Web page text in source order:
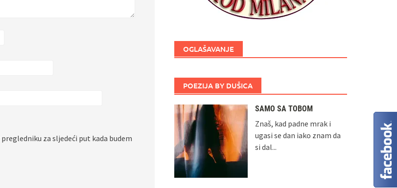
za sljedeći put kada budem
OGLAŠAVANJE
POEZIJA BY DUŠICA
SAMO SA TOBOM
Znaš, kad padne mrak i
ugasi se dan iako znam da
si dal...